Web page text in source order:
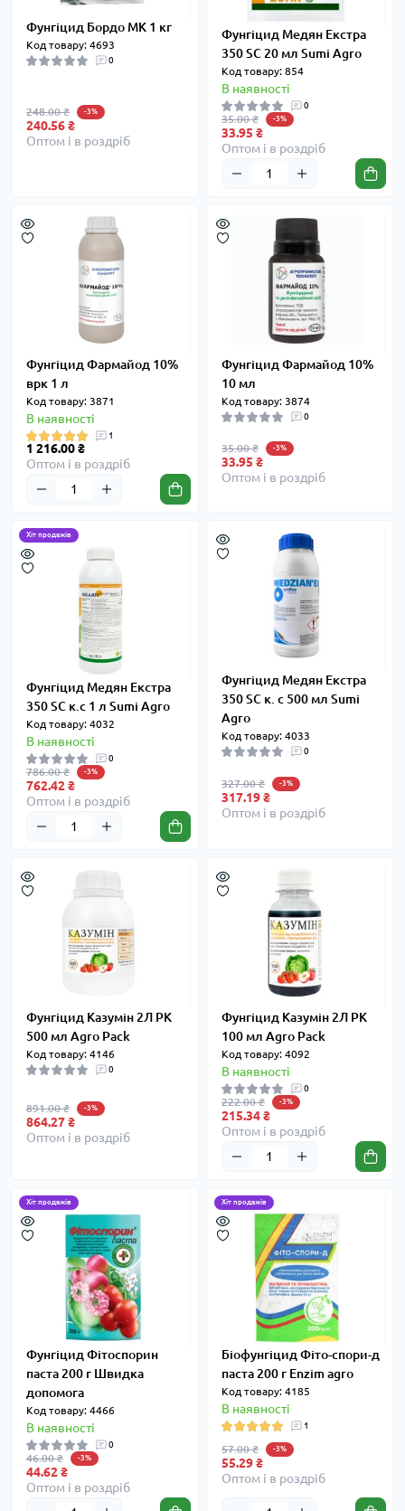
Фунгіцид Бордо МК 1 кг
Код товару: 4693
0
248.00 ₴ -3%
240.56 ₴
Оптом і в роздріб
Фунгіцид Медян Екстра
350 SC 20 мл Sumi Agro
Код товару: 854
В наявності
0
35.00 ₴ -3%
33.95 ₴
Оптом і в роздріб
Фунгіцид Фармайод 10%
врк 1 л
Код товару: 3871
В наявності
1
1 216.00 ₴
Оптом і в роздріб
Фунгіцид Фармайод 10%
10 мл
Код товару: 3874
0
35.00 ₴ -3%
33.95 ₴
Оптом і в роздріб
Хіт продажів
Фунгіцид Медян Екстра
350 SC к.с 1 л Sumi Agro
Код товару: 4032
В наявності
0
786.00 ₴ -3%
762.42 ₴
Оптом і в роздріб
Фунгіцид Медян Екстра
350 SC к. с 500 мл Sumi
Agro
Код товару: 4033
0
327.00 ₴ -3%
317.19 ₴
Оптом і в роздріб
Фунгіцид Казумін 2Л РК
500 мл Agro Pack
Код товару: 4146
0
891.00 ₴ -3%
864.27 ₴
Оптом і в роздріб
Фунгіцид Казумін 2Л РК
100 мл Agro Pack
Код товару: 4092
В наявності
0
222.00 ₴ -3%
215.34 ₴
Оптом і в роздріб
Хіт продажів
Фунгіцид Фітоспорин
паста 200 г Швидка
допомога
Код товару: 4466
В наявності
0
46.00 ₴ -3%
44.62 ₴
Оптом і в роздріб
Хіт продажів
Біофунгіцид Фіто-спори-д
паста 200 г Enzim agro
Код товару: 4185
В наявності
1
57.00 ₴ -3%
55.29 ₴
Оптом і в роздріб